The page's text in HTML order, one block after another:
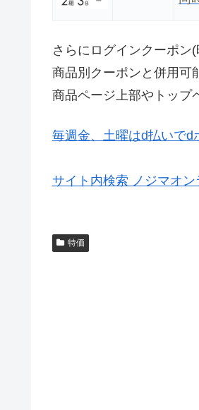
さらにログインクーポン
商品別クーポンと併用可
商品ページ上部やトップ
毎週金、土曜はd払いでd
サイト内検索 ノジマオン
特価